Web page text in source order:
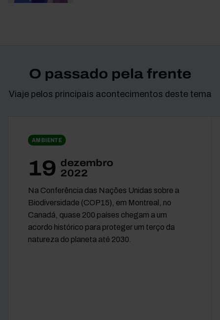
O passado pela frente
Viaje pelos principais acontecimentos deste tema
AMBIENTE
19 dezembro
2022
Na Conferência das Nações Unidas sobre a
Biodiversidade (COP15), em Montreal, no
Canadá, quase 200 países chegam a um
acordo histórico para proteger um terço da
natureza do planeta até 2030.